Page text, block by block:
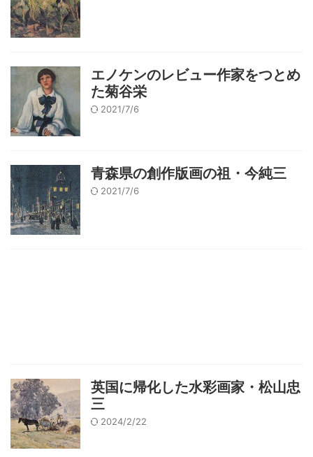
エノケンのレビュー作家をつとめ
た菊谷栄
2021/7/6
青森県の創作版画の祖・今純三
2021/7/6
英国に帰化した水彩画家・松山忠
三
2024/2/22